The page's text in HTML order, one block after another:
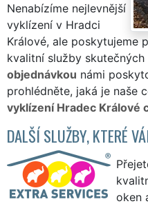
Nenabízíme nejlevnější
vyklízení v Hradci
Králové, ale poskytujeme
kvalitní služby skutečných
objednávkou námi
prohlédněte, jaká je naše
vyklízení Hradec Králové
DALŠÍ SLUŽBY, KTERÉ
oken